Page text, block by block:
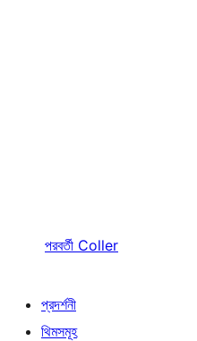
পরবর্তী Coller
প্রদর্শনী
থিমসমূহ